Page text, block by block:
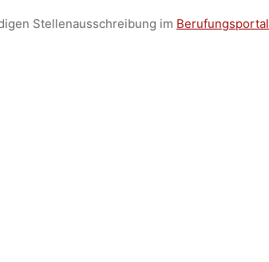
Stellenausschreibung im